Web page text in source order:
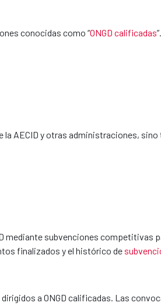
conocidas como “ONGD calificadas
la AECID y otras administraciones,
mediante subvenciones competitivas
finalizados y el histórico de
a ONGD calificadas. Las